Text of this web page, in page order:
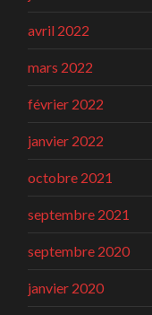
avril 2022
mars 2022
février 2022
janvier 2022
octobre 2021
septembre 2021
septembre 2020
janvier 2020